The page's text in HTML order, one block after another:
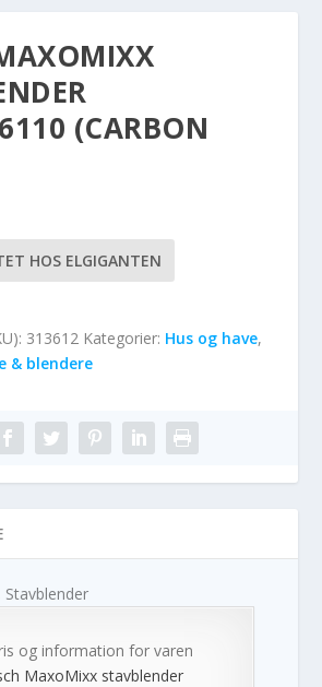
(CARBON
HOS ELGIGANTEN
313612 Kategorier: Hus og have,
& blendere
Stavblender
og information for varen
MaxoMixx stavblender